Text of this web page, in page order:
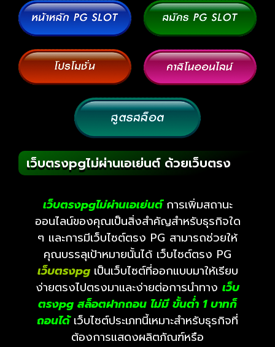
เว็บตรงpgไม่ผ่านเอเย่นต์ ด้วยเว็บตรง
เว็บตรงpgไม่ผ่านเอเย่นต์การเพิ่มสถานะ
ออนไลน์ของคุณเป็นสิ่งสำคัญสำหรับธุรกิจใด
ๆ และการมีเว็บไซต์ตรง PG สามารถช่วยให้
คุณบรรลุเป้าหมายนั้นได้ เว็บไซต์ตรง PG
เว็บตรงpg เป็นเว็บไซต์ที่ออกแบบมาให้เรียบ
ง่ายตรงไปตรงมาและง่ายต่อการนำทาง เว็บ
ตรงpg สล็อตฝากถอน ไม่มี ขั้นต่ํา 1 บาทก็
ถอนได้เว็บไซต์ประเภทนี้เหมาะสำหรับธุรกิจที่
ต้องการแสดงผลิตภัณฑ์หรือ